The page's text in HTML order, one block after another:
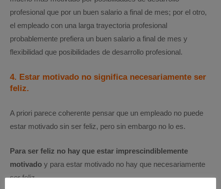
profesional que por un buen salario a final de mes; por el otro,
el empleado con una larga trayectoria profesional
probablemente prefiera un buen salario a final de mes y
flexibilidad que posibilidades de desarrollo profesional.
4. Estar motivado no significa necesariamente ser
feliz.
A priori parece coherente pensar que un empleado no puede
estar motivado sin ser feliz, pero sin embargo no lo es.
Para ser feliz no hay que estar imprescindiblemente
motivado y para estar motivado no hay que necesariamente
ser feliz.